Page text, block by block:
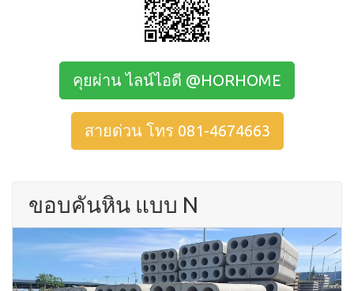
คุยผ่าน ไลน์ไอดี @HORHOME
สายด่วน โทร 081-4674663
ขอบคันหิน แบบ N